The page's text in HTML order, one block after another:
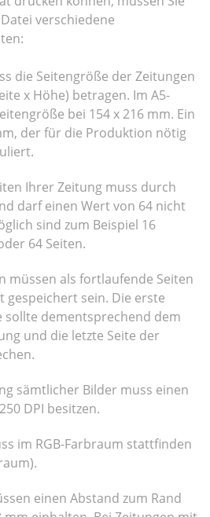
verschiedene
die Seitengröße der Zeitungen
x Höhe) betragen. Im A5-
bei 154 x 216 mm. Ein
der für die Produktion nötig
Ihrer Zeitung muss durch
darf einen Wert von 64 nicht
sind zum Beispiel 16
64 Seiten.
müssen als fortlaufende Seiten
gespeichert sein. Die erste
sollte dementsprechend dem
und die letzte Seite der
sämtlicher Bilder muss einen
DPI besitzen.
im RGB-Farbraum stattfinden
einen Abstand zum Rand